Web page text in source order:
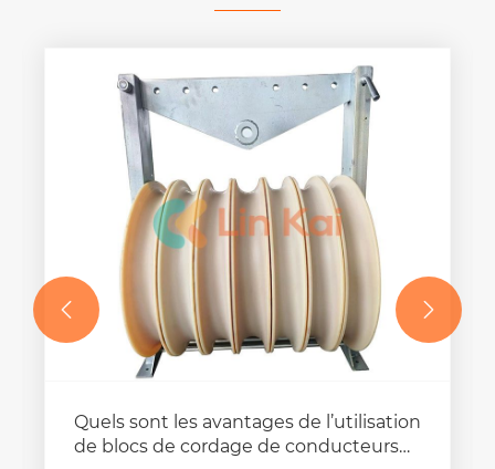
Quels sont les avantages de l’utilisation
de blocs de cordage de conducteurs
 